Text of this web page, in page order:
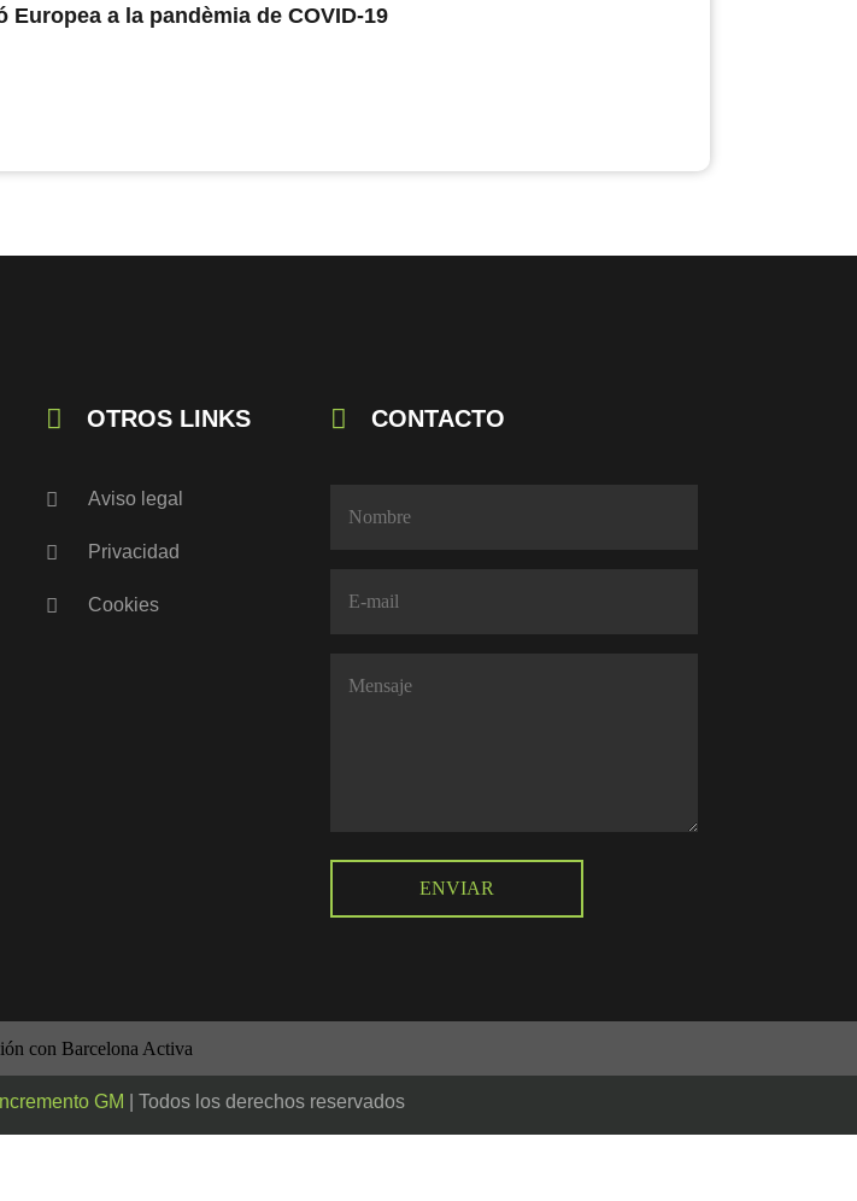
a la pandèmia de COVID-19
OTROS LINKS
Aviso legal
Privacidad
Cookies
CONTACTO
Incremento GM | Todos los derechos reservados